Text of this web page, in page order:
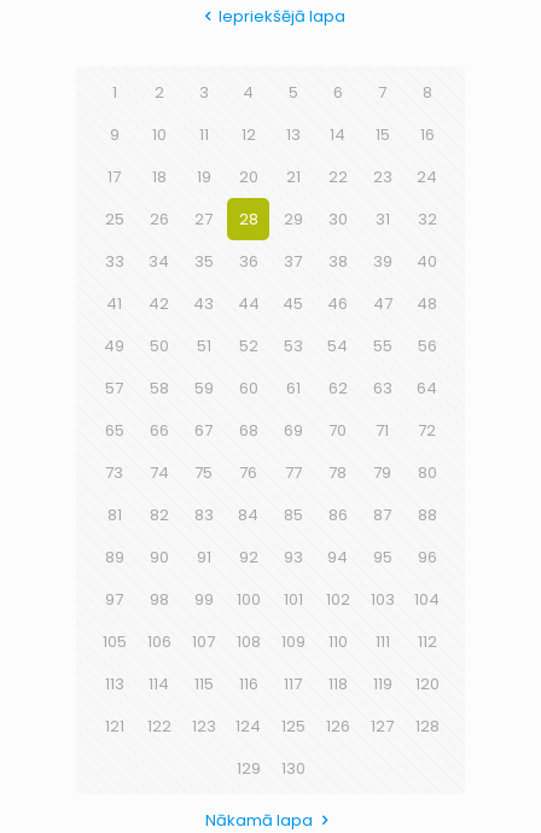
Iepriekšējā lapa
1 2 3 4 5 6 7
8
9
10 11 12 13 14 15
16
17
18 19 20 21 22 23
24
25
26 27 28 29 30 31
32
33
34 35 36 37 38 39
40
41
42 43 44 45 46 47
48
49
50 51 52 53 54 55
56
57
58 59 60 61 62 63
64
65
66 67 68 69 70 71
72
73
74 75 76 77 78 79
80
81
82 83 84 85 86 87
88
89
90 91 92 93 94 95
96
97
98 99 100 101 102 103
104
105
106 107 108 109 110 111
112
113
114 115 116 117 118 119
120
121
122 123 124 125 126 127
128
129
130
Nākamā lapa